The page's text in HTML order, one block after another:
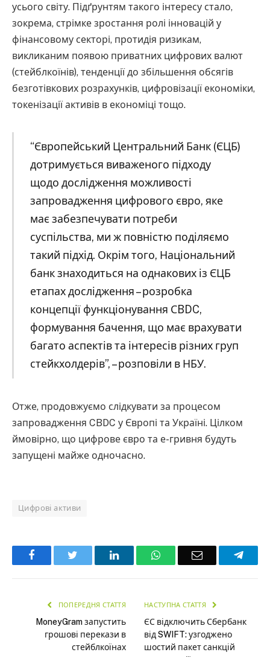
усього світу. Підґрунтям такого інтересу стало,
зокрема, стрімке зростання ролі інновацій у
фінансовому секторі, протидія ризикам,
викликаним появою приватних цифрових валют
(стейблкоїнів), тенденції до збільшення обсягів
безготівкових розрахунків, цифровізації економіки,
токенізації активів в економіці тощо.
“Європейський Центральний Банк (ЄЦБ)
дотримується виваженого підходу
щодо дослідження можливості
запровадження цифрового євро, яке
має забезпечувати потреби
суспільства, ми ж повністю поділяємо
такий підхід. Окрім того, Національний
банк знаходиться на однакових із ЄЦБ
етапах дослідження – розробка
концепції функціонування СBDC,
формування бачення, що має врахувати
багато аспектів та інтересів різних груп
стейкхолдерів”, – розповіли в НБУ.
Отже, продовжуємо слідкувати за процесом
запровадження CBDC у Європі та Україні. Цілком
ймовірно, що цифрове євро та е-гривня будуть
запущені майже одночасно.
Цифрові активи
Facebook LinkedInWhatsAppEmail
ПОПЕРЕДНЯ СТАТТЯ
MoneyGram запустить
грошові перекази в
стейблкоїнах
НАСТУПНА СТАТТЯ
ЄС відключить Сбербанк
від SWIFT: узгоджено
шостий пакет санкцій